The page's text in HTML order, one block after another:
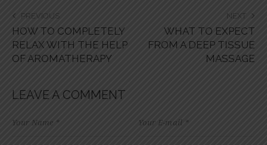
PREVIOUS
HOW TO COMPLETELY
RELAX WITH THE HELP
OF AROMATHERAPY
NEXT
WHAT TO EXPECT
FROM A DEEP TISSUE
MASSAGE
LEAVE A COMMENT